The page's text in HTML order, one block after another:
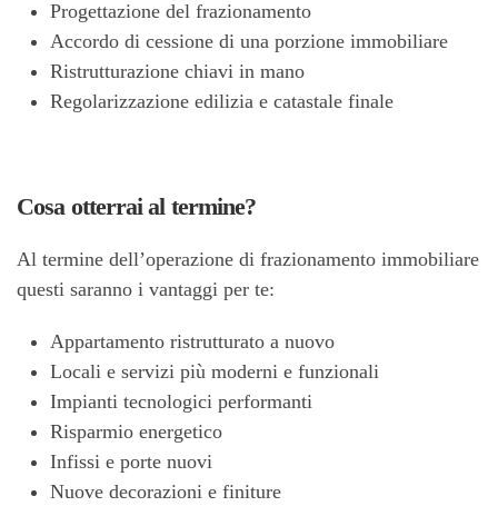
Progettazione del frazionamento
Accordo di cessione di una porzione immobiliare
Ristrutturazione chiavi in mano
Regolarizzazione edilizia e catastale finale
Cosa otterrai al termine?
Al termine dell’operazione di frazionamento immobiliare
questi saranno i vantaggi per te:
Appartamento ristrutturato a nuovo
Locali e servizi più moderni e funzionali
Impianti tecnologici performanti
Risparmio energetico
Infissi e porte nuovi
Nuove decorazioni e finiture